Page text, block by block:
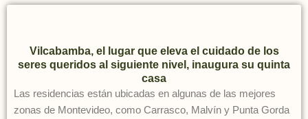
Vilcabamba, el lugar que eleva el cuidado de los
seres queridos al siguiente nivel, inaugura su quinta
casa
Las residencias están ubicadas en algunas de las mejores
zonas de Montevideo, como Carrasco, Malvín y Punta Gorda